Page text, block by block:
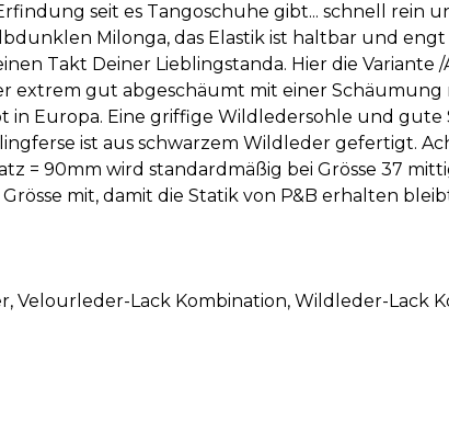
seit es Tangoschuhe gibt... schnell rein
Milonga, das Elastik ist haltbar und engt
Takt Deiner Lieblingstanda. Hier die Variante /
extrem gut abgeschäumt mit einer
in Europa. Eine griffige Wildledersohle und gute
ist aus schwarzem Wildleder gefertigt.
= 90mm wird standardmäßig bei Grösse 37
mit, damit die Statik von P&B erhalten
, Velourleder-Lack Kombination, Wildleder-Lack